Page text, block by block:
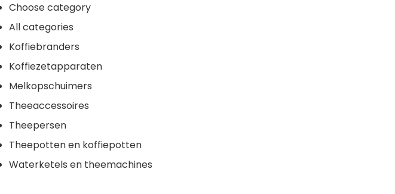
Choose category
All categories
Koffiebranders
Koffiezetapparaten
Melkopschuimers
Theeaccessoires
Theepersen
Theepotten en koffiepotten
Waterketels en theemachines